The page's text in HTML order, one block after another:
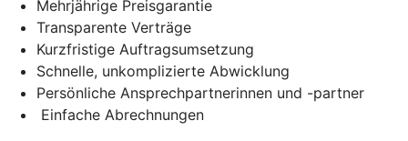
Mehrjährige Preisgarantie
Transparente Verträge
Kurzfristige Auftragsumsetzung
Schnelle, unkomplizierte Abwicklung
Persönliche Ansprechpartnerinnen und -partner
Einfache Abrechnungen